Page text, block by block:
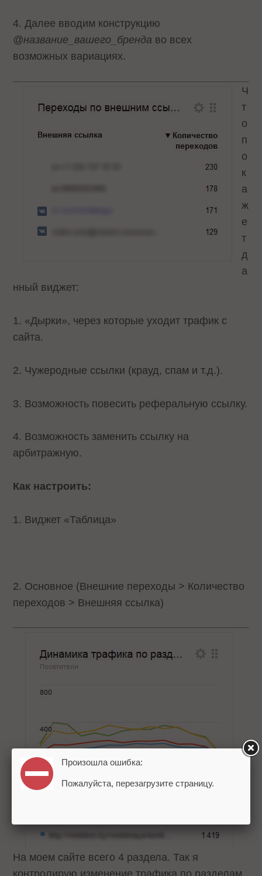
4. Далее вводим конструкцию
@название_вашего_бренда во всех
возможных вариациях.
Ч
т
о
п
о
к
а
ж
е
т
д
а
нный виджет:
1. «Дырки», через которые уходит трафик с
сайта.
2. Чужеродные ссылки (крауд, спам и т.д.).
3. Возможность повесить реферальную ссылку.
4. Возможность заменить ссылку на
арбитражную.
Как настроить:
1. Виджет «Таблица»
2. Основное (Внешние переходы > Количество
переходов > Внешняя ссылка)
На моем сайте всего 4 раздела. Так я
Произошла ошибка:
Пожалуйста, перезагрузите страницу.